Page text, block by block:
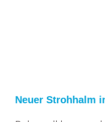
Neuer Strohhalm